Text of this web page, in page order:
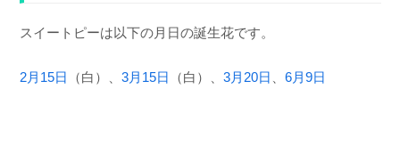
スイートピーは以下の月日の誕生花です。
2月15日 （白）、 3月15日 （白）、 3月20日 6月9日